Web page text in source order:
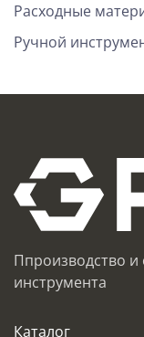
Расходные
Ручной
Ппроизводство
инструмента
Каталог